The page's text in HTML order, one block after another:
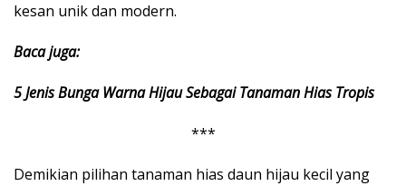
kesan unik dan modern.
Baca juga:
5 Jenis Bunga Warna Hijau Sebagai Tanaman Hias Tropis
***
Demikian pilihan tanaman hias daun hijau kecil yang